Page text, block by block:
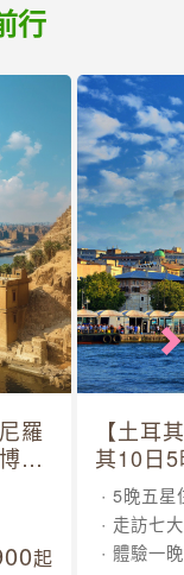
行
羅
物
起
【土耳
其10日
5晚五星
走訪七
體驗一